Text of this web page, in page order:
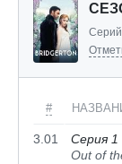
#
3.01
Серия 1
Out of